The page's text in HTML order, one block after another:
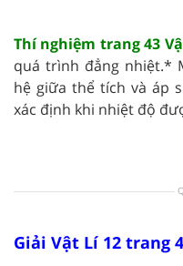
Thí nghiệm trang 43
quá trình đẳng nhiệt.*
hệ giữa thể tích và áp
xác định khi nhiệt độ
Giải Vật Lí 12 trang